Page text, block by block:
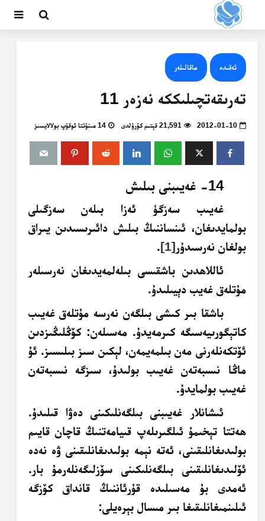
ئەقىدە ماقالىلەر
تەرىقەتچىلىككە نەزەر 11
2012-01-10 21,591 قېتىم كۆرۈلدى 14 مىنۇتتا ئوقۇپ بولالايسىز
14- غەيىبنى بىلىش
غەيىب سەزگۈ ئەزا بىلەن سەزگىلى
بولمايدىغان، ئىنساننىڭ بىلىش دائىرىسىدىن يىراق
بولغان نەرسىدۇر[1]
.
ئاللاھدىن باشقىسى بىلەلمەيدىغان نەرسىلەر
مۇتلەق غەيب دېيىلىدۇ.
باشقا بىر كىشى بىلگەن نەرسە مۇتلەق غەيىب
كاتېگورىيەسىگە كىرمەيدۇ. مەسىلەن: كۆڭلىڭىزدىن
ئۆتكەنلەرنى مەن بىلمەيمەن، لېكىن سىز بىلىسىز. ئۇ
ماڭا نىسبەتەن غەيىب بولىدۇ، سىزگە نىسبەتەن
غەيىب بولمايدۇ.
ئىشانلار غەيىبنى بىلگەنلىكىنى دەۋا قىلىدۇ.
ھەتتا تېخىمۇ ئىلگىرىلەپ قىيامەتنىڭ قاچان قايىم
بولىدىغانلىقىنى، ئەتە نېمە بولىدىغانلىقىنى ۋە نەدە
ئۆلىدىغانلىقىنى بىلگەنلىكىنى سۆزلىگەنلەرمۇ بار.
ئەمدى بۇ مەسىلىدە قۇرئاننىڭ قانداق كۆزگە
ئىلىنمىغانلىقىغا بىر مىسال بېرەيلى: